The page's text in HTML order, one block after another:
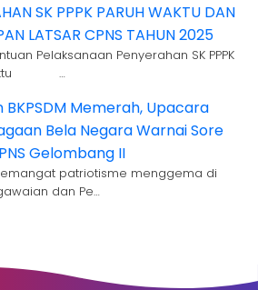
SK PPPK PARUH WAKTU DAN
LATSAR CPNS TAHUN 2025
Pelaksanaan Penyerahan SK PPPK
…
BKPSDM Memerah, Upacara
Bela Negara Warnai Sore
Gelombang II
patriotisme menggema di
dan Pe…